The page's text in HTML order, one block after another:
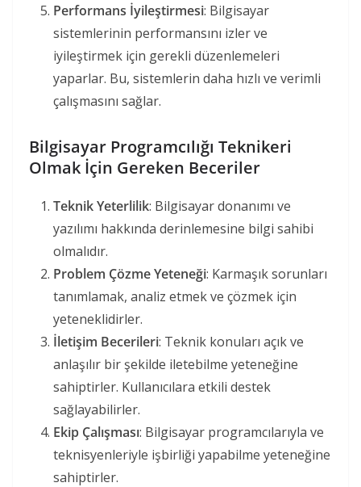
Performans İyileştirmesi: Bilgisayar
sistemlerinin performansını izler ve
iyileştirmek için gerekli düzenlemeleri
yaparlar. Bu, sistemlerin daha hızlı ve verimli
çalışmasını sağlar.
Bilgisayar Programcılığı Teknikeri
Olmak İçin Gereken Beceriler
Teknik Yeterlilik: Bilgisayar donanımı ve
yazılımı hakkında derinlemesine bilgi sahibi
olmalıdır.
Problem Çözme Yeteneği: Karmaşık sorunları
tanımlamak, analiz etmek ve çözmek için
yeteneklidirler.
İletişim Becerileri: Teknik konuları açık ve
anlaşılır bir şekilde iletebilme yeteneğine
sahiptirler. Kullanıcılara etkili destek
sağlayabilirler.
Ekip Çalışması: Bilgisayar programcılarıyla ve
teknisyenleriyle işbirliği yapabilme yeteneğine
sahiptirler.